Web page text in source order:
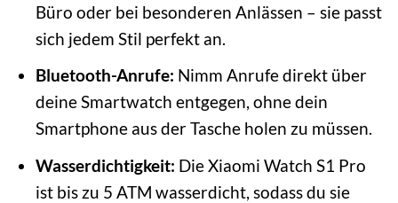
Büro oder bei besonderen Anlässen – sie passt
sich jedem Stil perfekt an.
Bluetooth-Anrufe: Nimm Anrufe direkt über
deine Smartwatch entgegen, ohne dein
Smartphone aus der Tasche holen zu müssen.
Wasserdichtigkeit: Die Xiaomi Watch S1 Pro
ist bis zu 5 ATM wasserdicht, sodass du sie